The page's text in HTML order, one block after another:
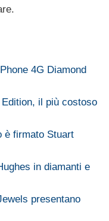
4G Diamond
il più costoso
è firmato Stuart
in diamanti e
presentano